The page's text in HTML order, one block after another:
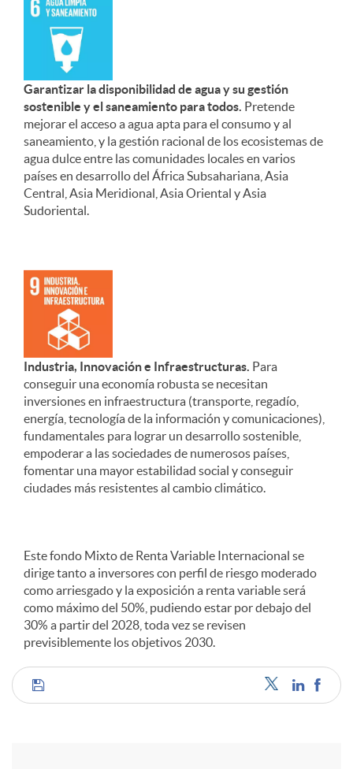
Garantizar la disponibilidad de agua y su gestión
sostenible y el saneamiento para todos. Pretende
mejorar el acceso a agua apta para el consumo y al
saneamiento, y la gestión racional de los ecosistemas de
agua dulce entre las comunidades locales en varios
países en desarrollo del África Subsahariana, Asia
Central, Asia Meridional, Asia Oriental y Asia
Sudoriental.
Industria, Innovación e Infraestructuras. Para
conseguir una economía robusta se necesitan
inversiones en infraestructura (transporte, regadío,
energía, tecnología de la información y comunicaciones),
fundamentales para lograr un desarrollo sostenible,
empoderar a las sociedades de numerosos países,
fomentar una mayor estabilidad social y conseguir
ciudades más resistentes al cambio climático.
Este fondo Mixto de Renta Variable Internacional se
dirige tanto a inversores con perfil de riesgo moderado
como arriesgado y la exposición a renta variable será
como máximo del 50%, pudiendo estar por debajo del
30% a partir del 2028, toda vez se revisen
previsiblemente los objetivos 2030.
C